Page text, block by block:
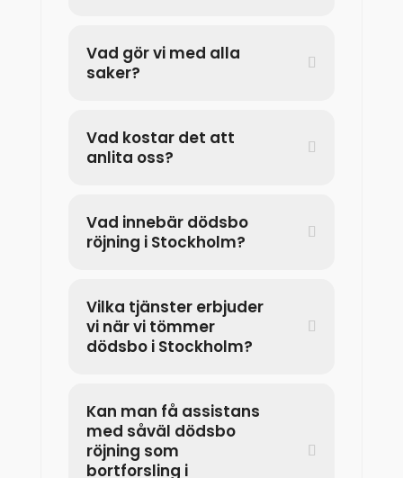
Vad gör vi med alla
saker?
Vad kostar det att
anlita oss?
Vad innebär dödsbo
röjning i Stockholm?
Vilka tjänster erbjuder
vi när vi tömmer
dödsbo i Stockholm?
Kan man få assistans
med såväl dödsbo
röjning som
bortforsling i